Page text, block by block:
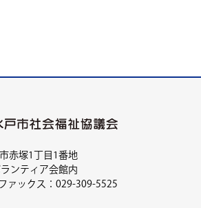
赤塚1丁目1番地
ンティア会館内
ックス：029-309-5525